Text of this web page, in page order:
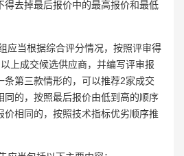
得去掉最后报价中的最高报价和最低
应当根据综合评分情况，按照评审得
上成交候选供应商，并编写评审报
条第三款情形的，可以推荐2家成交
同的，按照最后报价由低到高的顺序
价相同的，按照技术指标优劣顺序推